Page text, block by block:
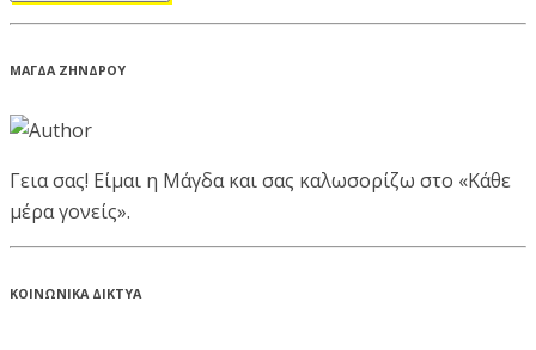
ΜΑΓΔΑ ΖΗΝΔΡΟΥ
Γεια σας! Είμαι η Μάγδα και σας καλωσορίζω στο «Κάθε
μέρα γονείς».
ΚΟΙΝΩΝΙΚΑ ΔΙΚΤΥΑ